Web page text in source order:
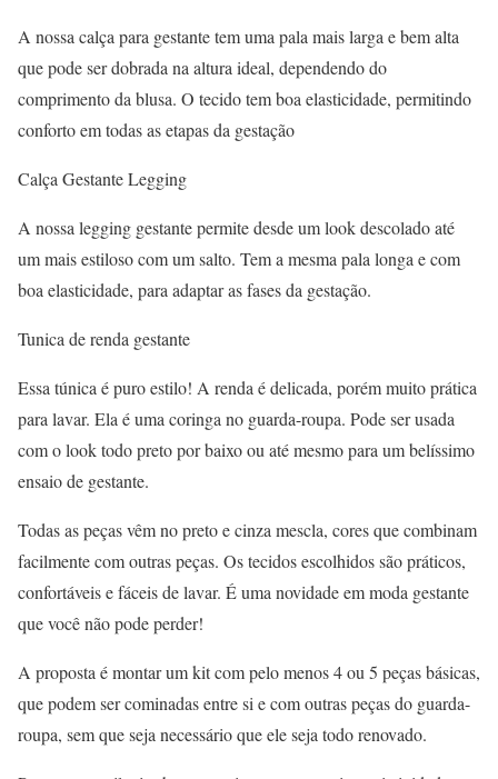
A nossa calça para gestante tem uma pala mais larga e bem alta
que pode ser dobrada na altura ideal, dependendo do
comprimento da blusa. O tecido tem boa elasticidade, permitindo
conforto em todas as etapas da gestação
Calça Gestante Legging
A nossa legging gestante permite desde um look descolado até
um mais estiloso com um salto. Tem a mesma pala longa e com
boa elasticidade, para adaptar as fases da gestação.
Tunica de renda gestante
Essa túnica é puro estilo! A renda é delicada, porém muito prática
para lavar. Ela é uma coringa no guarda-roupa. Pode ser usada
com o look todo preto por baixo ou até mesmo para um belíssimo
ensaio de gestante.
Todas as peças vêm no preto e cinza mescla, cores que combinam
facilmente com outras peças. Os tecidos escolhidos são práticos,
confortáveis e fáceis de lavar. É uma novidade em moda gestante
que você não pode perder!
A proposta é montar um kit com pelo menos 4 ou 5 peças básicas,
que podem ser cominadas entre si e com outras peças do guarda-
roupa, sem que seja necessário que ele seja todo renovado.